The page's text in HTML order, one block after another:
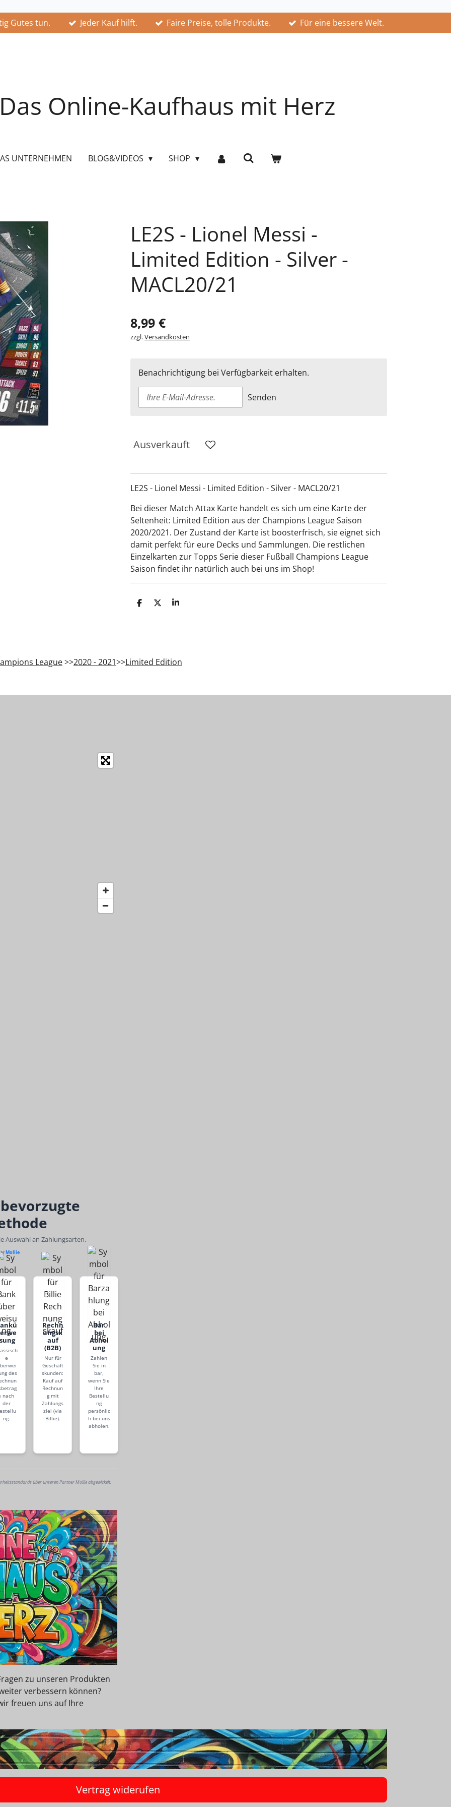
Gutes tun. Jeder Kauf hilft. Faire Preise, tolle Produkte. Für eine bessere Welt.
Das Online-Kaufhaus mit Herz
UNTERNEHMEN BLOG&VIDEOS SHOP
LE2S - Lionel Messi -
Limited Edition - Silver -
MACL20/21
8,99 €
zzgl.Versandkosten
Benachrichtigung bei Verfügbarkeit erhalten.
Senden
Ausverkauft
LE2S - Lionel Messi - Limited Edition - Silver - MACL20/21
Bei dieser Match Attax Karte handelt es sich um eine Karte der
Seltenheit: Limited Edition aus der Champions League Saison
2020/2021. Der Zustand der Karte ist boosterfrisch, sie eignet sich
damit perfekt für eure Decks und Sammlungen. Die restlichen
Einzelkarten zur Topps Serie dieser Fußball Champions League
Saison findet ihr natürlich auch bei uns im Shop!
T
T
T
League>>2020 - 2021>>Limited Edition
Auswahl an Zahlungsarten.
Mollie
e
des
nach
der
ng.
Rechn
ungsk
auf
(B2B)
Nur für
Geschäft
skunden:
Kauf auf
Rechnun
g mit
Zahlungs
ziel (via
Billie).
Bar
bei
Abhol
ung
Zahlen
Sie in
bar,
wenn Sie
Ihre
Bestellu
ng
persönlic
h bei uns
abholen.
über unseren Partner Mollie abgewickelt.
zu unseren Produkten
verbessern können?
freuen uns auf Ihre
Vertrag widerufen